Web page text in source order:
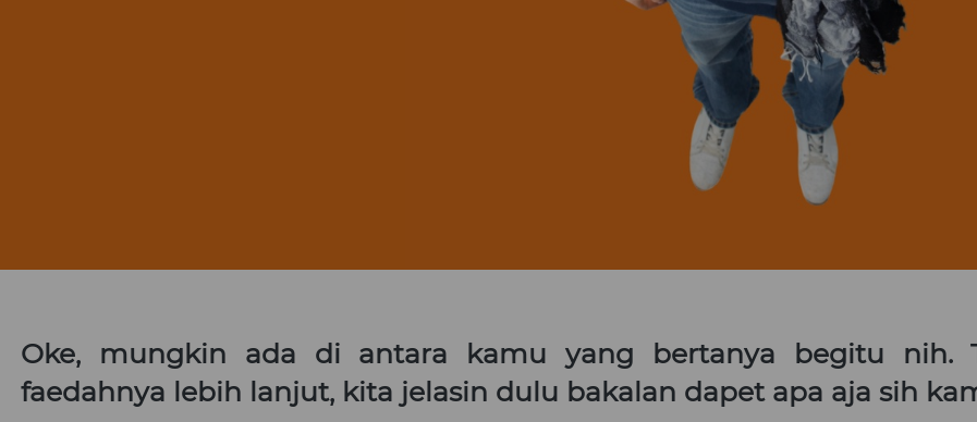
Oke, mungkin ada di antara kamu yang bertanya begitu nih.
faedahnya lebih lanjut, kita jelasin dulu bakalan dapet apa aja sih